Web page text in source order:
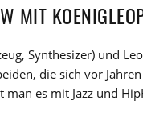
MIT
Synthesizer) und
die sich vor
man es mit Jazz und